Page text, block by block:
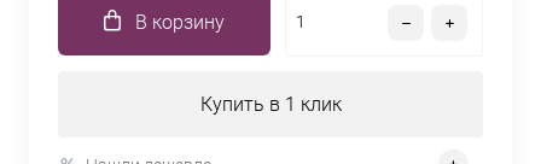
В корзину
Купить в 1 клик